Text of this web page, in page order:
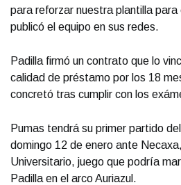
para reforzar nuestra plantilla para
publicó el equipo en sus redes.
Padilla firmó un contrato que lo
calidad de préstamo por los 18
concretó tras cumplir con los
Pumas tendrá su primer partido
domingo 12 de enero ante
Universitario, juego que podría
Padilla en el arco Auriazul.